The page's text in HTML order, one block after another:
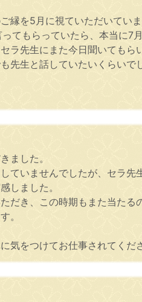
縁を5月に視ていただいていま
てもらっていたら、本当に7
ラ先生にまた今日聞いてもら
先生と話していたいくらいで
ました。
ていませんでしたが、セラ先
しました。
だき、この時期もまた当た
。
気をつけてお仕事されてくだ